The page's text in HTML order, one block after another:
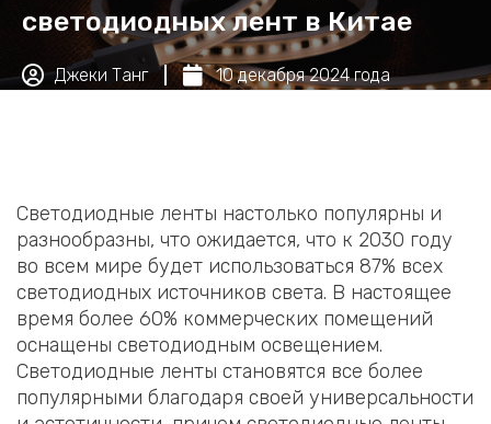
светодиодных лент в Китае
Джеки Танг 10 декабря 2024 года
Светодиодные ленты настолько популярны и
разнообразны, что ожидается, что к 2030 году
во всем мире будет использоваться 87% всех
светодиодных источников света. В настоящее
время более 60% коммерческих помещений
оснащены светодиодным освещением.
Светодиодные ленты становятся все более
популярными благодаря своей универсальности